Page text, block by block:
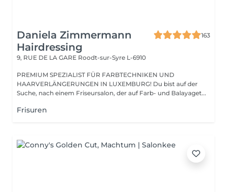
Daniela Zimmermann
Hairdressing
163
9, RUE DE LA GARE Roodt-sur-Syre L-6910
PREMIUM SPEZIALIST FÜR FARBTECHNIKEN UND
HAARVERLÄNGERUNGEN IN LUXEMBURG! Du bist auf der
Suche, nach einem Friseursalon, der auf Farb- und Balayaget...
Frisuren